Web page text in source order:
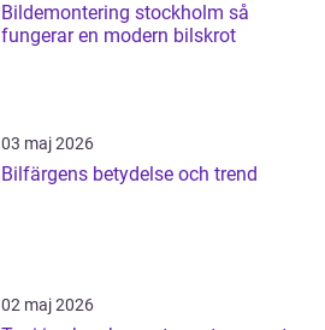
Bildemontering stockholm så
fungerar en modern bilskrot
03 maj 2026
Bilfärgens betydelse och trend
02 maj 2026